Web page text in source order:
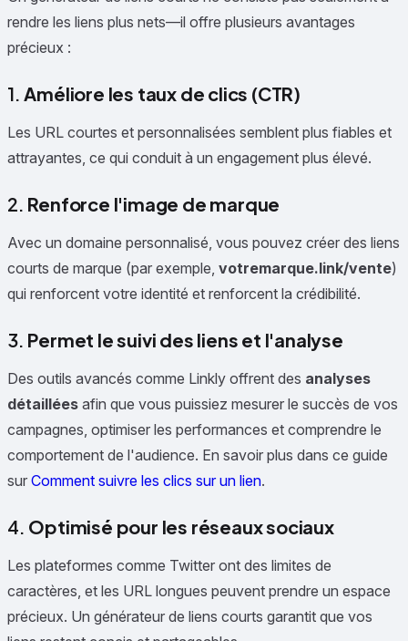
rendre les liens plus nets—il offre plusieurs avantages
précieux :
1.Améliore les taux de clics (CTR)
Les URL courtes et personnalisées semblent plus fiables et
attrayantes, ce qui conduit à un engagement plus élevé.
2. Renforce l'image de marque
Avec un domaine personnalisé, vous pouvez créer des liens
courts de marque (par exemple, votremarque.link/vente)
qui renforcent votre identité et renforcent la crédibilité.
3. Permet le suivi des liens et l'analyse
Des outils avancés comme Linkly offrent des analyses
détaillées afin que vous puissiez mesurer le succès de vos
campagnes, optimiser les performances et comprendre le
comportement de l'audience. En savoir plus dans ce guide
sur Comment suivre les clics sur un lien.
4. Optimisé pour les réseaux sociaux
Les plateformes comme Twitter ont des limites de
caractères, et les URL longues peuvent prendre un espace
précieux. Un générateur de liens courts garantit que vos